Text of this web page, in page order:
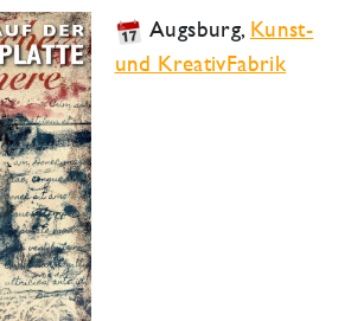
Augsburg, Kunst-
und KreativFabrik